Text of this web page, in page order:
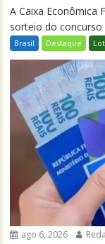
A Caixa Econômica
sorteio do concurso
Brasil Destaque
ago 6, 2026